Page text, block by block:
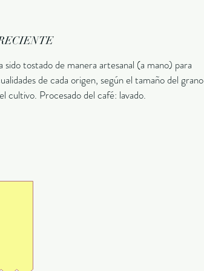
sido tostado de manera artesanal (a mano) para
de cada origen, según el tamaño del grano
cultivo. Procesado del café: lavado.